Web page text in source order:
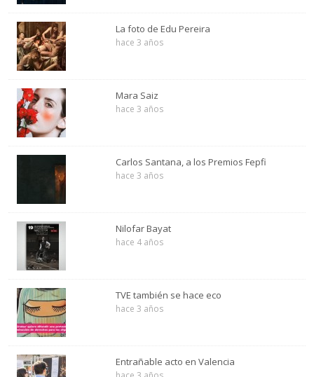
La foto de Edu Pereira
hace 3 años
Mara Saiz
hace 3 años
Carlos Santana, a los Premios Fepfi
hace 3 años
Nilofar Bayat
hace 4 años
TVE también se hace eco
hace 3 años
Entrañable acto en Valencia